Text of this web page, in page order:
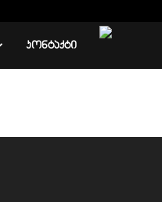
ᲙᲝᲜᲢᲐᲥᲢᲘ